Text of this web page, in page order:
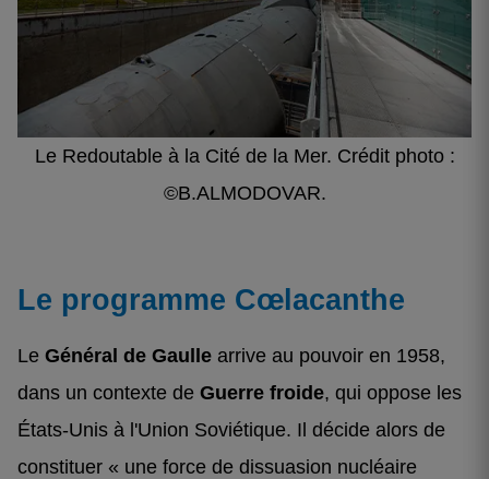
Le Redoutable à la Cité de la Mer. Crédit photo :
©B.ALMODOVAR.
Le programme Cœlacanthe
Le Général de Gaulle arrive au pouvoir en 1958,
dans un contexte de Guerre froide, qui oppose les
États-Unis à l'Union Soviétique. Il décide alors de
constituer « une force de dissuasion nucléaire